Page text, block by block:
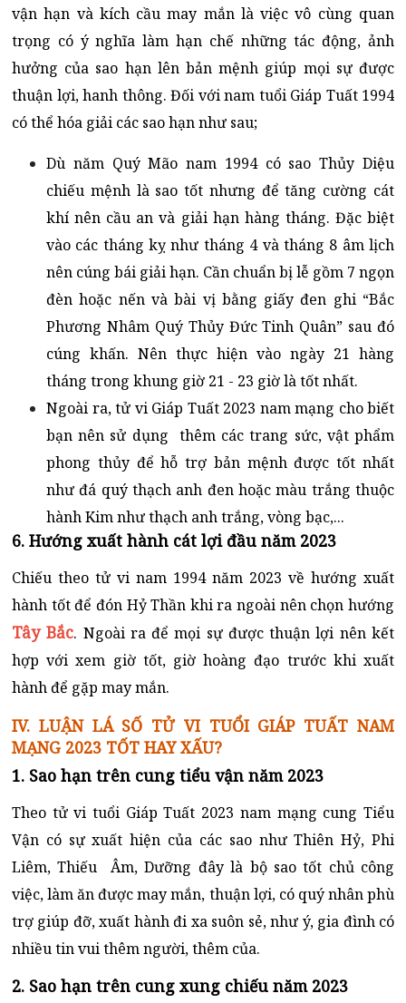
vận hạn và kích cầu may mắn là việc vô cùng quan
trọng có ý nghĩa làm hạn chế những tác động, ảnh
hưởng của sao hạn lên bản mệnh giúp mọi sự được
thuận lợi, hanh thông. Đối với nam tuổi Giáp Tuất 1994
có thể hóa giải các sao hạn như sau;
Dù năm Quý Mão nam 1994 có sao Thủy Diệu
chiếu mệnh là sao tốt nhưng để tăng cường cát
khí nên cầu an và giải hạn hàng tháng. Đặc biệt
vào các tháng kỵ như tháng 4 và tháng 8 âm lịch
nên cúng bái giải hạn. Cần chuẩn bị lễ gồm 7 ngọn
đèn hoặc nến và bài vị bằng giấy đen ghi “Bắc
Phương Nhâm Quý Thủy Đức Tinh Quân” sau đó
cúng khấn. Nên thực hiện vào ngày 21 hàng
tháng trong khung giờ 21 - 23 giờ là tốt nhất.
Ngoài ra, tử vi Giáp Tuất 2023 nam mạng cho biết
bạn nên sử dụng thêm các trang sức, vật phẩm
phong thủy để hỗ trợ bản mệnh được tốt nhất
như đá quý thạch anh đen hoặc màu trắng thuộc
hành Kim như thạch anh trắng, vòng bạc,...
6. Hướng xuất hành cát lợi đầu năm 2023
Chiếu theo tử vi nam 1994 năm 2023 về hướng xuất
hành tốt để đón Hỷ Thần khi ra ngoài nên chọn hướng
Tây Bắc. Ngoài ra để mọi sự được thuận lợi nên kết
hợp với xem giờ tốt, giờ hoàng đạo trước khi xuất
hành để gặp may mắn.
IV. LUẬN LÁ SỐ TỬ VI TUỔI GIÁP TUẤT NAM
MẠNG 2023 TỐT HAY XẤU?
1. Sao hạn trên cung tiểu vận năm 2023
Theo tử vi tuổi Giáp Tuất 2023 nam mạng cung Tiểu
Vận có sự xuất hiện của các sao như Thiên Hỷ, Phi
Liêm, Thiếu Âm, Dưỡng đây là bộ sao tốt chủ công
việc, làm ăn được may mắn, thuận lợi, có quý nhân phù
trợ giúp đỡ, xuất hành đi xa suôn sẻ, như ý, gia đình có
nhiều tin vui thêm người, thêm của.
2. Sao hạn trên cung xung chiếu năm 2023